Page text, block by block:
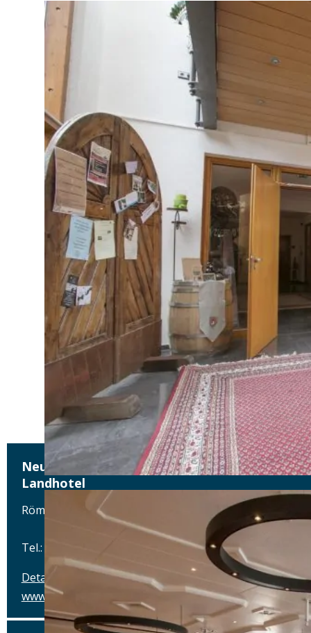
Neumaiers Hirsch – Braugasthof und
Landhotel
Römerstraße 31, 89264 Weißenhorn-Attenhofen
Tel.: Tel.: 07309-42970
Details
www.neumaiers-landhotel.de